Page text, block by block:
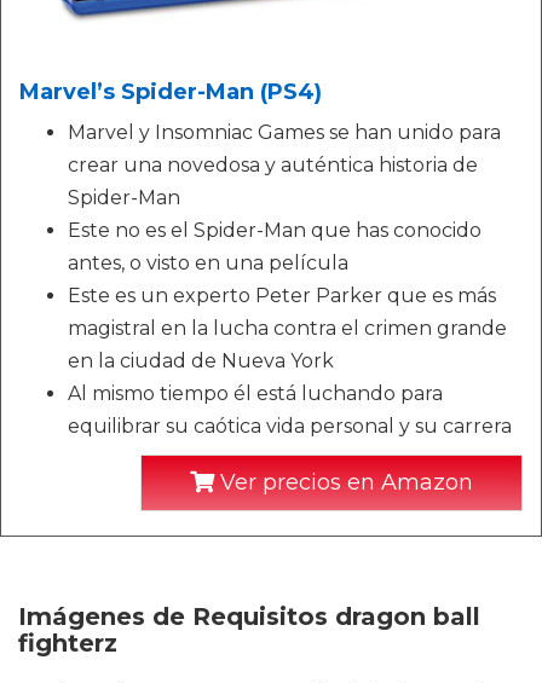
Marvel’s Spider-Man (PS4)
Marvel y Insomniac Games se han unido para
crear una novedosa y auténtica historia de
Spider-Man
Este no es el Spider-Man que has conocido
antes, o visto en una película
Este es un experto Peter Parker que es más
magistral en la lucha contra el crimen grande
en la ciudad de Nueva York
Al mismo tiempo él está luchando para
equilibrar su caótica vida personal y su carrera
Ver precios en Amazon
Imágenes de Requisitos dragon ball
fighterz